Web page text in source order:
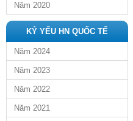
Năm 2020
KỶ YẾU HN QUỐC TẾ
Năm 2024
Năm 2023
Năm 2022
Năm 2021